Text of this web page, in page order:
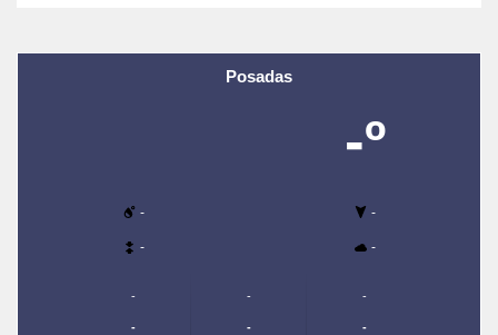
Posadas
-º
- -
- -
-
-
-
-
-
-